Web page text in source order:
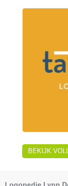
BEKIJK
Logopedie Lynn